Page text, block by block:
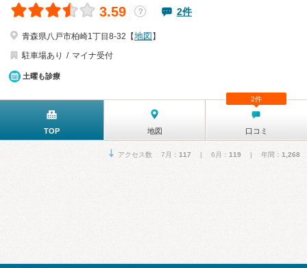
3.59 ？ 2件
青森県八戸市柏崎1丁目8-32【地図 】
駐車場あり
マイナ受付
土曜も診療
TOP 地図 口コミ
2件
アクセス数 7月： 117 | 6月： 119 | 年間： 1,268